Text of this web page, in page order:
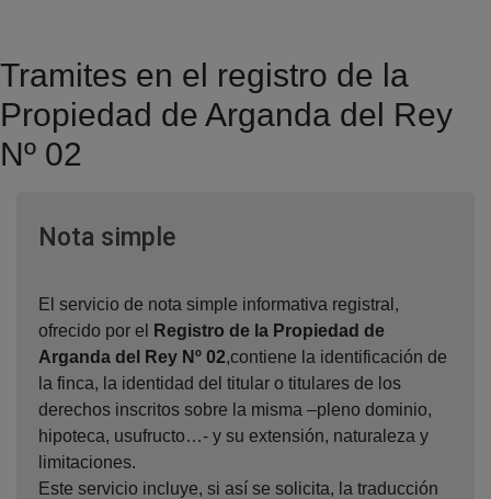
Tramites en el registro de la
Propiedad de Arganda del Rey
Nº 02
Nota simpleVentana nueva
El servicio de nota simple informativa registral,
ofrecido por el
Registro de la Propiedad de
Arganda del Rey Nº 02,contiene la identificación de
la finca, la identidad del titular o titulares de los
derechos inscritos sobre la misma –pleno dominio,
hipoteca, usufructo…- y su extensión, naturaleza y
limitaciones.
Este servicio incluye, si así se solicita, la traducción